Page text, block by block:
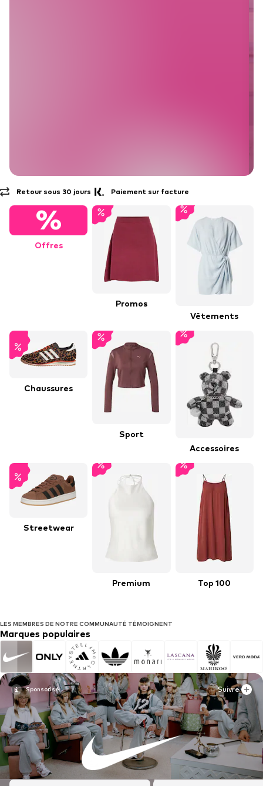
LES MEMBRES DE NOTRE COMMUNAUTÉ TÉMOIGNENT
Marques populaires
Suivre
Suivre
Livraison* et retour gratuits
Paiement sur facture
%
Offres
Promos
Vêtements
Chaussures
Sport
Accessoires
Streetwear
Premium Top 100